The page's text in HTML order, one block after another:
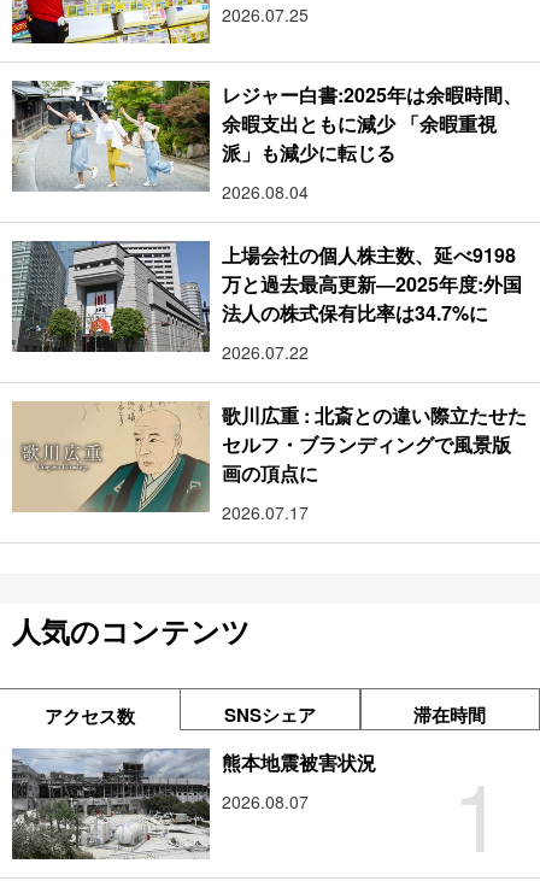
2026.07.25
レジャー白書:2025年は余暇時間、
余暇支出ともに減少 「余暇重視
派」も減少に転じる
2026.08.04
上場会社の個人株主数、延べ9198
万と過去最高更新―2025年度:外国
法人の株式保有比率は34.7%に
2026.07.22
歌川広重 : 北斎との違い際立たせた
セルフ・ブランディングで風景版
画の頂点に
2026.07.17
人気のコンテンツ
アクセス数 SNSシェア 滞在時間
1
熊本地震被害状況
2026.08.07